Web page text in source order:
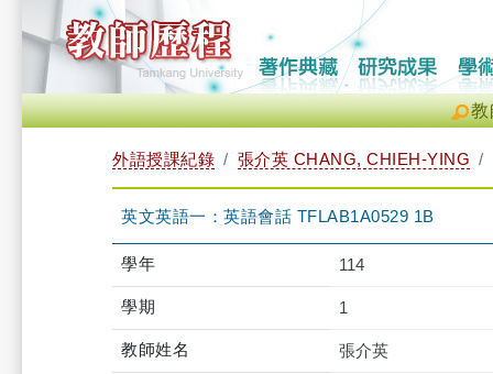
教
外語授課紀錄 張介英 CHANG, CHIEH-YING
英文英語一：英語會話 TFLAB1A0529 1B
學年 114
學期 1
教師姓名 張介英